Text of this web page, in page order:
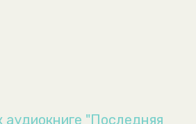
аудиокниге "Последняя